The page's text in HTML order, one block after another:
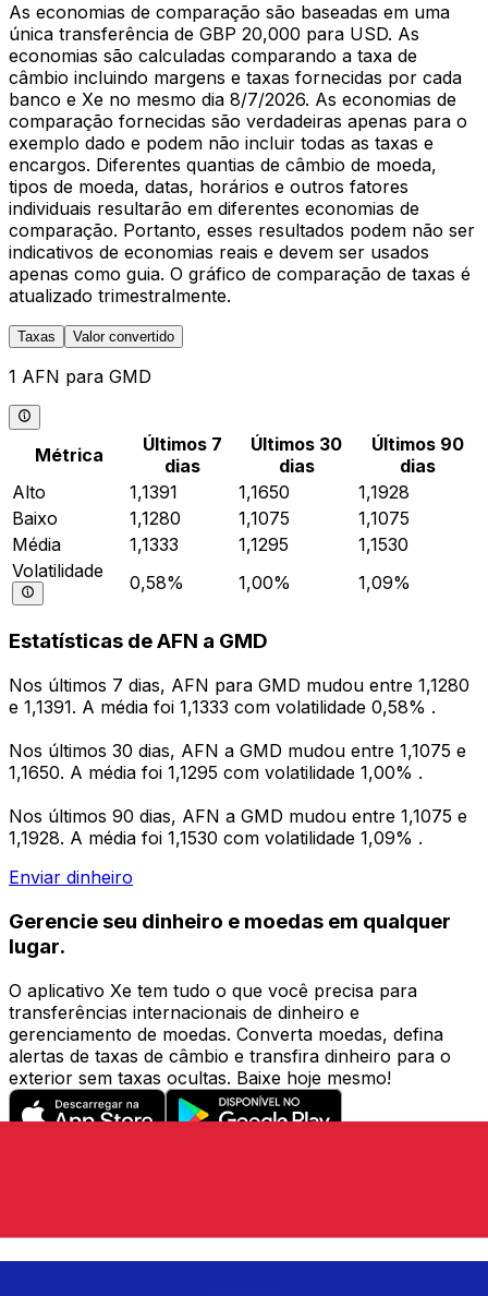
As economias de comparação são baseadas em uma
única transferência de GBP 20,000 para USD. As
economias são calculadas comparando a taxa de
câmbio incluindo margens e taxas fornecidas por cada
banco e Xe no mesmo dia 8/7/2026. As economias de
comparação fornecidas são verdadeiras apenas para o
exemplo dado e podem não incluir todas as taxas e
encargos. Diferentes quantias de câmbio de moeda,
tipos de moeda, datas, horários e outros fatores
individuais resultarão em diferentes economias de
comparação. Portanto, esses resultados podem não ser
indicativos de economias reais e devem ser usados
apenas como guia. O gráfico de comparação de taxas é
atualizado trimestralmente.
Taxas Valor convertido
1 AFN para GMD
Métrica
Últimos 7
dias
Últimos 30
dias
Últimos 90
dias
Alto
1,1391 1,1650
1,1928
Baixo
1,1280 1,1075
1,1075
Média
1,1333 1,1295
1,1530
Volatilidade
0,58% 1,00% 1,09%
Estatísticas de AFN a GMD
Nos últimos 7 dias, AFN para GMD mudou entre 1,1280
e 1,1391. A média foi 1,1333 com volatilidade 0,58% .
Nos últimos 30 dias, AFN a GMD mudou entre 1,1075 e
1,1650. A média foi 1,1295 com volatilidade 1,00% .
Nos últimos 90 dias, AFN a GMD mudou entre 1,1075 e
1,1928. A média foi 1,1530 com volatilidade 1,09% .
Enviar dinheiro
Gerencie seu dinheiro e moedas em qualquer
lugar.
O aplicativo Xe tem tudo o que você precisa para
transferências internacionais de dinheiro e
gerenciamento de moedas. Converta moedas, defina
alertas de taxas de câmbio e transfira dinheiro para o
exterior sem taxas ocultas. Baixe hoje mesmo!